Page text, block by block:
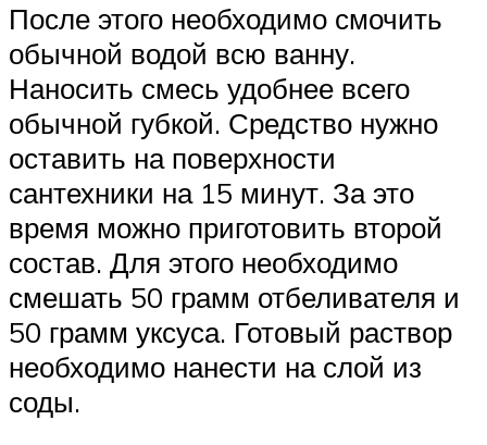
После этого необходимо смочить
обычной водой всю ванну.
Наносить смесь удобнее всего
обычной губкой. Средство нужно
оставить на поверхности
сантехники на 15 минут. За это
время можно приготовить второй
состав. Для этого необходимо
смешать 50 грамм отбеливателя и
50 грамм уксуса. Готовый раствор
необходимо нанести на слой из
соды.